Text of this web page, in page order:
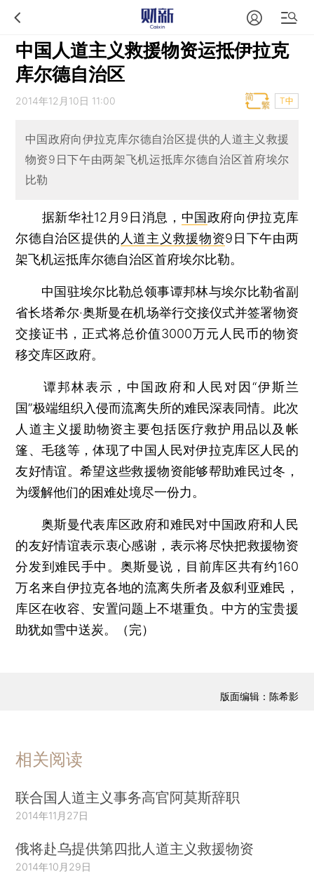
中国人道主义救援物资运抵伊拉克
库尔德自治区
2014年12月10日 11:00 T中
中国政府向伊拉克库尔德自治区提供的人道主义救援
物资9日下午由两架飞机运抵库尔德自治区首府埃尔
比勒
据新华社12月9日消息， 中国政府向伊拉克库
尔德自治区提供的 人道主义救援物资9日下午由两
架飞机运抵库尔德自治区首府埃尔比勒。
中国驻埃尔比勒总领事谭邦林与埃尔比勒省副
省长塔希尔·奥斯曼在机场举行交接仪式并签署物资
交接证书，正式将总价值3000万元人民币的物资
移交库区政府。
谭邦林表示，中国政府和人民对因“伊斯兰
国”极端组织入侵而流离失所的难民深表同情。此次
人道主义援助物资主要包括医疗救护用品以及帐
篷、毛毯等，体现了中国人民对伊拉克库区人民的
友好情谊。希望这些救援物资能够帮助难民过冬，
为缓解他们的困难处境尽一份力。
奥斯曼代表库区政府和难民对中国政府和人民
的友好情谊表示衷心感谢，表示将尽快把救援物资
分发到难民手中。奥斯曼说，目前库区共有约160
万名来自伊拉克各地的流离失所者及叙利亚难民，
库区在收容、安置问题上不堪重负。中方的宝贵援
助犹如雪中送炭。（完）
版面编辑：陈希影
相关阅读
联合国人道主义事务高官阿莫斯辞职
2014年11月27日
俄将赴乌提供第四批人道主义救援物资
2014年10月29日